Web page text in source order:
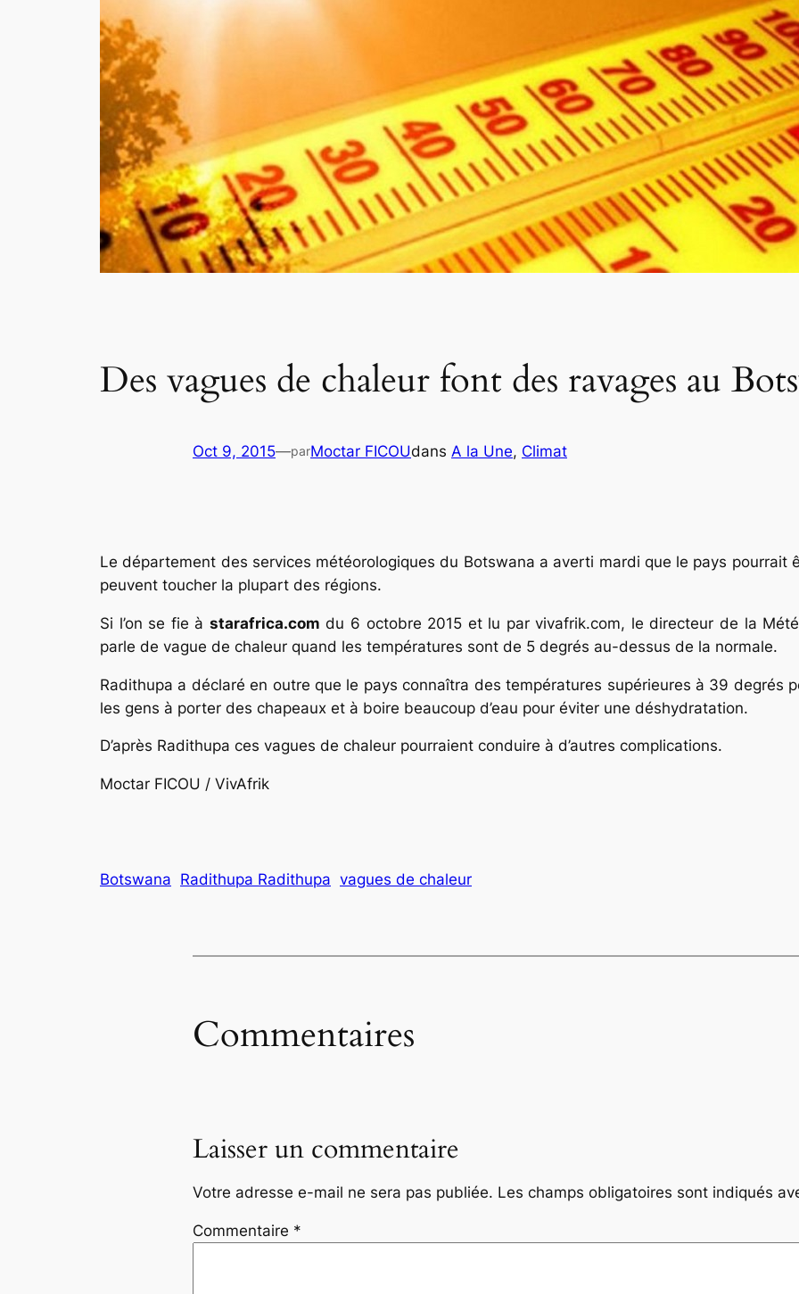
Des vagues de chaleur font des ravages au
Oct 9, 2015—parMoctar FICOUdans A la Une, Climat
Le département des services météorologiques du Botswana a averti mardi que le pays pourrait
peuvent toucher la plupart des régions.
Si l’on se fie à starafrica.com du 6 octobre 2015 et lu par vivafrik.com, le directeur de la
parle de vague de chaleur quand les températures sont de 5 degrés au-dessus de la normale.
Radithupa a déclaré en outre que le pays connaîtra des températures supérieures à 39 degrés
les gens à porter des chapeaux et à boire beaucoup d’eau pour éviter une déshydratation.
D’après Radithupa ces vagues de chaleur pourraient conduire à d’autres complications.
Moctar FICOU / VivAfrik
Botswana Radithupa Radithupa vagues de chaleur
Commentaires
Laisser un commentaire
Votre adresse e-mail ne sera pas publiée. Les champs obligatoires sont indiqués
Commentaire *